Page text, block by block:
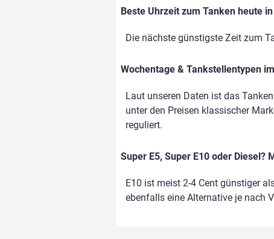
Beste Uhrzeit zum Tanken heute
Die nächste günstigste Zeit zum
Wochentage & Tankstellentypen
Laut unseren Daten ist das
unter den Preisen klassischer
reguliert.
Super E5, Super E10 oder
E10 ist meist 2-4 Cent günstiger
ebenfalls eine Alternative je nach